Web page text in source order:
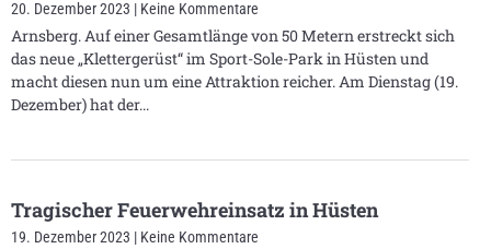
20. Dezember 2023 Keine Kommentare
Arnsberg. Auf einer Gesamtlänge von 50 Metern erstreckt sich
das neue „Klettergerüst“ im Sport-Sole-Park in Hüsten und
macht diesen nun um eine Attraktion reicher. Am Dienstag (19.
Dezember) hat der
Tragischer Feuerwehreinsatz in Hüsten
19. Dezember 2023 Keine Kommentare